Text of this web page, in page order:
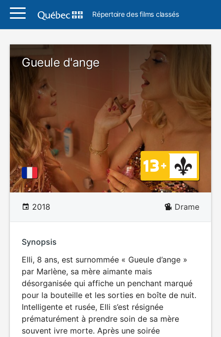
Répertoire des films classés
Gueule d'ange
2018 Drame
Synopsis
Elli, 8 ans, est surnommée « Gueule d’ange »
par Marlène, sa mère aimante mais
désorganisée qui affiche un penchant marqué
pour la bouteille et les sorties en boîte de nuit.
Intelligente et rusée, Elli s’est résignée
prématurément à prendre soin de sa mère
souvent ivre morte. Après une soirée